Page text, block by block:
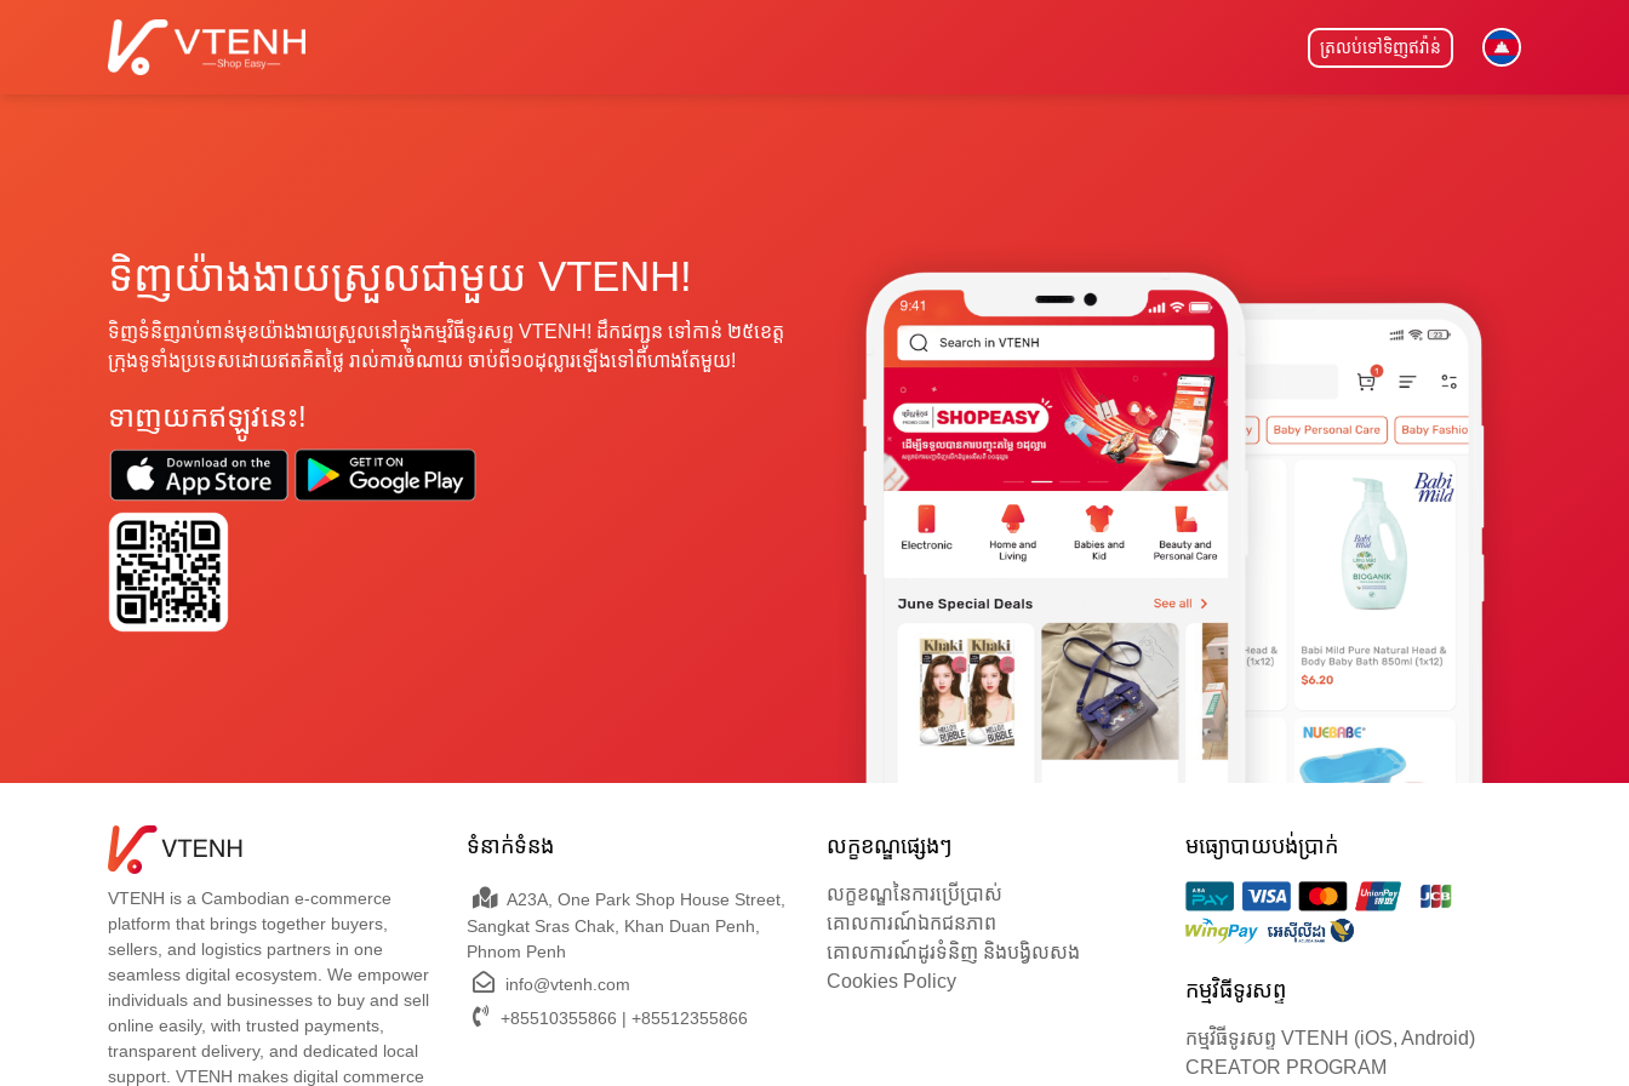
ត្រលប់ទៅទិញឥវ៉ាន់
ទិញយ៉ាងងាយស្រួលជាមួយ VTENH!
ទិញទំនិញរាប់ពាន់មុខយ៉ាងងាយស្រួលនៅក្នុងកម្មវិធីទូរសព្ទ VTENH! ដឹកជញ្ជូន ទៅកាន់ ២៥ខេត្ត
ក្រុងទូទាំងប្រទេសដោយឥតគិតថ្លៃ រាល់ការចំណាយ ចាប់ពី១០ដុល្លារឡើងទៅពីហាងតែមួយ!
ទាញ​យក​ឥឡូវនេះ!
VTENH is a Cambodian e-commerce
platform that brings together buyers,
sellers, and logistics partners in one
seamless digital ecosystem. We empower
individuals and businesses to buy and sell
online easily, with trusted payments,
transparent delivery, and dedicated local
support. VTENH makes digital commerce
ទំនាក់ទំនង
A23A, One Park Shop House Street,
Sangkat Sras Chak, Khan Duan Penh,
Phnom Penh
info@vtenh.com
+85510355866 | +85512355866
លក្ខខណ្ឌផ្សេងៗ
លក្ខខណ្ឌនៃការប្រើប្រាស់
គោលការណ៍ឯកជនភាព
គោលការណ៍ដូរទំនិញ និងបង្វិលសង
Cookies Policy
មធ្យោបាយបង់ប្រាក់
កម្មវិធីទូរសព្ទ
កម្មវិធីទូរសព្ទ VTENH (iOS, Android)
CREATOR PROGRAM